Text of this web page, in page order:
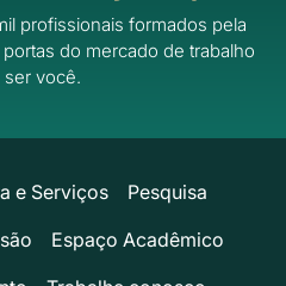
profissionais formados pela
do mercado de trabalho
ser você.
e Serviços
Pesquisa
Espaço Acadêmico